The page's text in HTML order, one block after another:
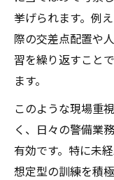
挙げられます。例
際の交差点配置や
習を繰り返すこと
ます。
このような現場重
く、日々の警備業
有効です。特に未
想定型の訓練を積